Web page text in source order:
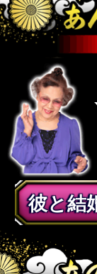
カラダの相性が
だって？いいか
理由はね…